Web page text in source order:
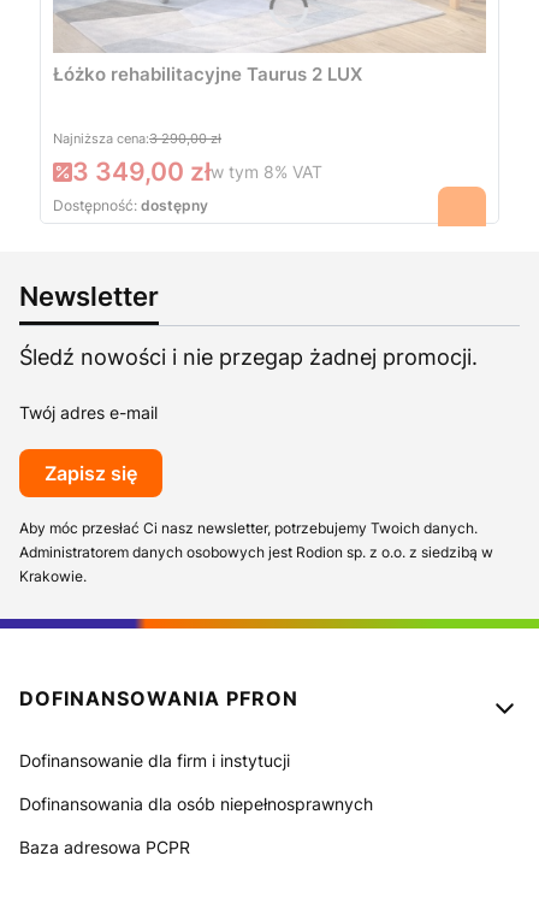
Łóżko rehabilitacyjne Taurus 2 LUX
3 349,00 złw tym 8% VAT
Najniższa cena:3 290,00 zł
Dostępność: dostępny
Newsletter
Śledź nowości i nie przegap żadnej promocji.
Twój adres e-mail
Zapisz się
Aby móc przesłać Ci nasz newsletter, potrzebujemy Twoich danych.
Administratorem danych osobowych jest Rodion sp. z o.o. z siedzibą w
Krakowie.
Linki w stopce
DOFINANSOWANIA PFRON
Dofinansowanie dla firm i instytucji
Dofinansowania dla osób niepełnosprawnych
Baza adresowa PCPR